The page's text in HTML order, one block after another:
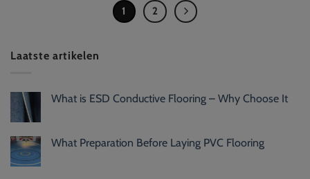
1 2
Laatste artikelen
What is ESD Conductive Flooring – Why Choose It
What Preparation Before Laying PVC Flooring